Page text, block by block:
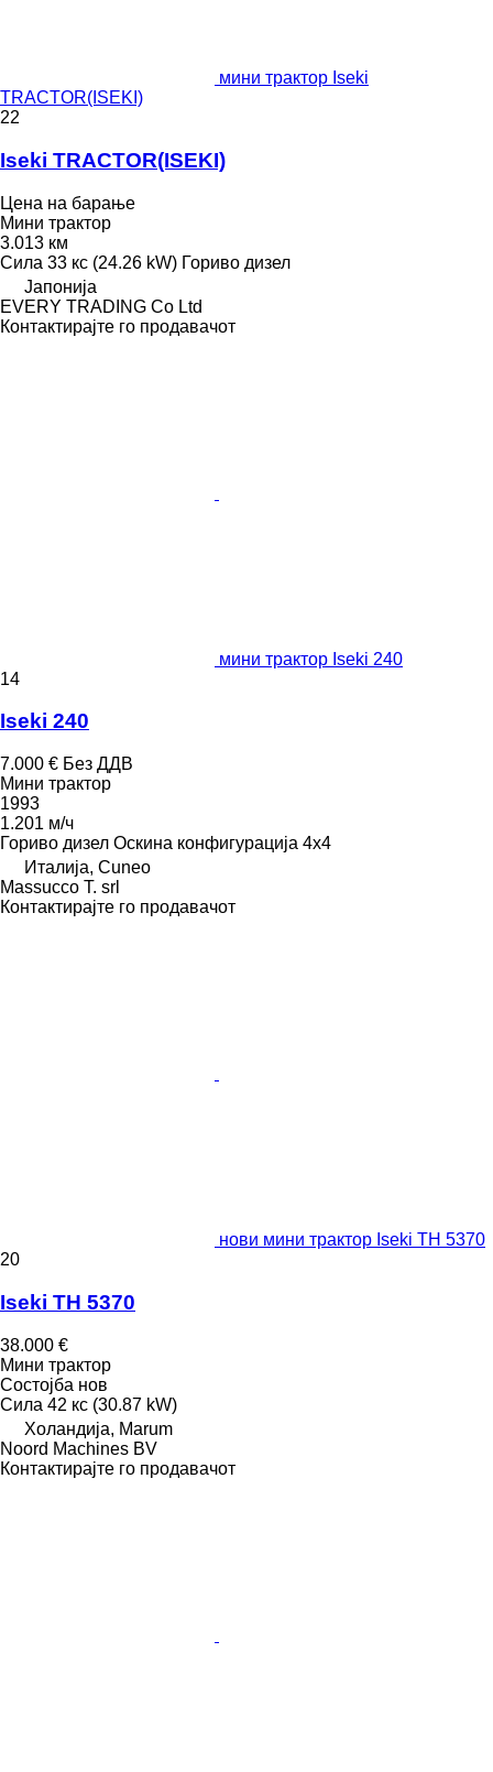
мини трактор Iseki
TRACTOR(ISEKI)
22
Iseki TRACTOR(ISEKI)
Цена на барање
Мини трактор
3.013 км
Сила 33 кс (24.26 kW) Гориво дизел
Јапонија
EVERY TRADING Co Ltd
Контактирајте го продавачот
мини трактор Iseki 240
14
Iseki 240
7.000 € Без ДДВ
Мини трактор
1993
1.201 м/ч
Гориво дизел Оскина конфигурација 4x4
Италија, Cuneo
Massucco T. srl
Контактирајте го продавачот
нови мини трактор Iseki TH 5370
20
Iseki TH 5370
38.000 €
Мини трактор
Состојба нов
Сила 42 кс (30.87 kW)
Холандија, Marum
Noord Machines BV
Контактирајте го продавачот